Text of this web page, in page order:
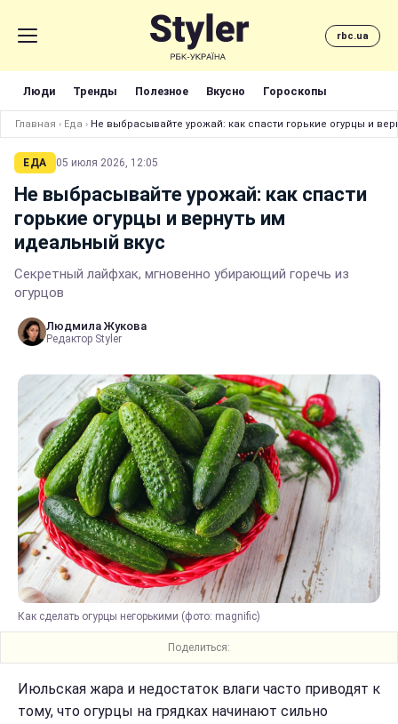
rbc.ua
Люди Тренды Полезное Вкусно Гороскопы
Главная › Еда › Не выбрасывайте урожай: как спасти горькие огурцы и
ЕДА 05 июля 2026, 12:05
Не выбрасывайте урожай: как спасти
горькие огурцы и вернуть им
идеальный вкус
Секретный лайфхак, мгновенно убирающий горечь из
огурцов
Людмила Жукова
Редактор Styler
Как сделать огурцы негорькими (фото: magnific)
Поделиться:
Июльская жара и недостаток влаги часто приводят к
тому, что огурцы на грядках начинают сильно